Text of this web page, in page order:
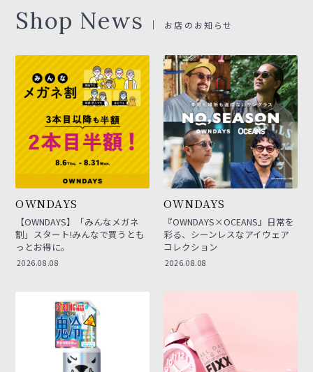
Shop News お店のお知らせ
OWNDAYS
【OWNDAYS】「みんなメガネ
割」スタート!みんなで買うとも
っとお得に。
2026.08.08
OWNDAYS
『OWNDAYS×OCEANS』日常を
彩る、シーンレスなアイウェア
コレクション
2026.08.08